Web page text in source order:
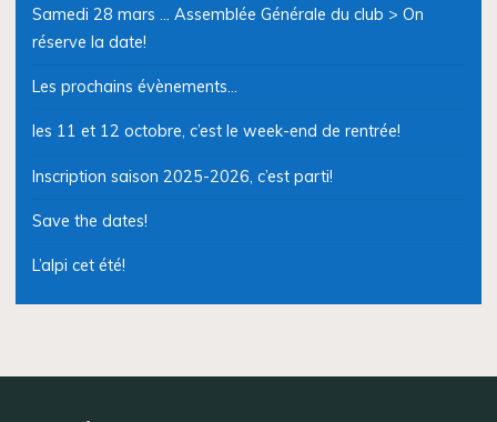
Samedi 28 mars … Assemblée Générale du club > On
réserve la date!
Les prochains évènements…
les 11 et 12 octobre, c’est le week-end de rentrée!
Inscription saison 2025-2026, c’est parti!
Save the dates!
L’alpi cet été!